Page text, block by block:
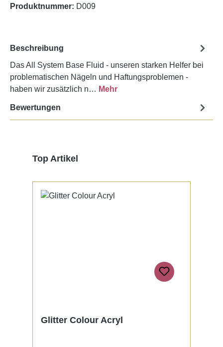
Produktnummer: D009
Beschreibung
Das All System Base Fluid - unseren starken Helfer bei
problematischen Nägeln und Haftungsproblemen -
haben wir zusätzlich n… Mehr
Bewertungen
Produktgalerie überspringen
Top Artikel
Glitter Colour Acryl